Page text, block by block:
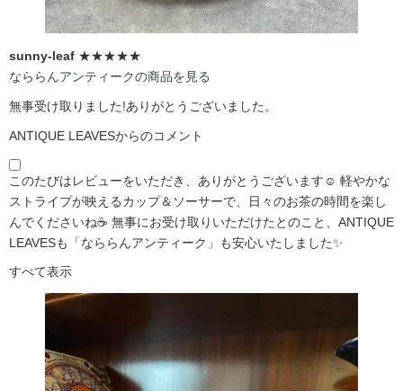
sunny-leaf ★★★★★
なららんアンティークの商品を見る
無事受け取りました!ありがとうございました。
ANTIQUE LEAVESからのコメント
このたびはレビューをいただき、ありがとうございます☺️ 軽やかな
ストライプが映えるカップ＆ソーサーで、日々のお茶の時間を楽し
んでくださいね☕ 無事にお受け取りいただけたとのこと、ANTIQUE
LEAVESも「なららんアンティーク」も安心いたしました✨
すべて表示